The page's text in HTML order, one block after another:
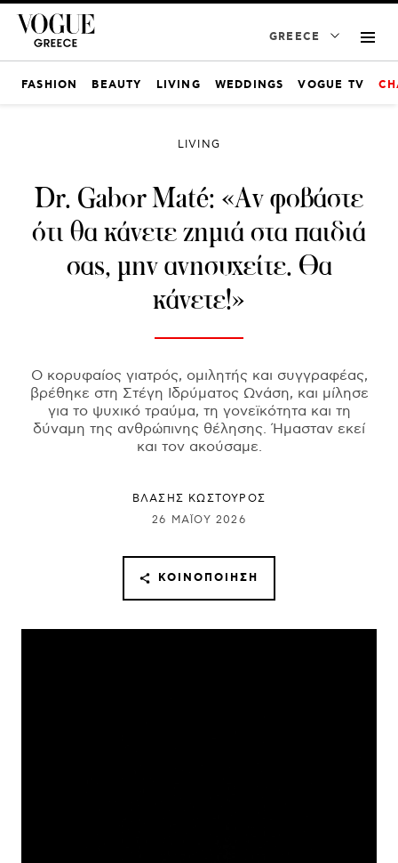
GREECE
FASHION BEAUTY LIVING WEDDINGS VOGUE TV
LIVING
Dr. Gabor Maté: «Αν φοβάστε
ότι θα κάνετε ζημιά στα παιδιά
σας, μην ανησυχείτε. Θα
κάνετε!»
O κορυφαίος γιατρός, ομιλητής και συγγραφέας,
βρέθηκε στη Στέγη Ιδρύματος Ωνάση, και μίλησε
για το ψυχικό τραύμα, τη γονεϊκότητα και τη
δύναμη της ανθρώπινης θέλησης. Ήμασταν εκεί
και τον ακούσαμε.
ΒΛΑΣΗΣ ΚΩΣΤΟΥΡΟΣ
26 ΜΑΪ́ΟΥ 2026
ΚΟΙΝΟΠΟΊΗΣΗ